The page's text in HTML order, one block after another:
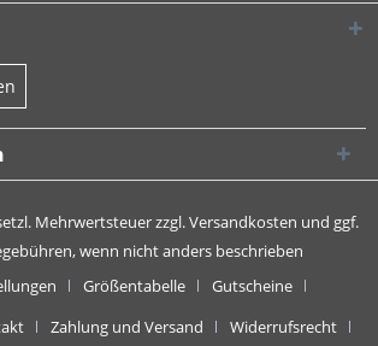
Mehrwertsteuer zzgl.Versandkosten und ggf.
wenn nicht anders beschrieben
Größentabelle
Gutscheine
Zahlung und Versand Widerrufsrecht